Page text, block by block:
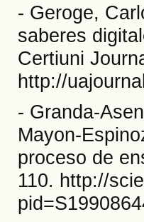
- Geroge,
saberes
Certiuni
http://
- Granda-
Mayon-
proceso de
110. http://